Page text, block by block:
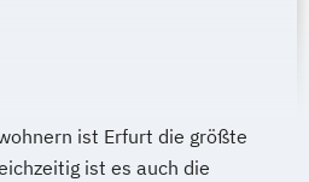
ist Erfurt die größte
ist es auch die